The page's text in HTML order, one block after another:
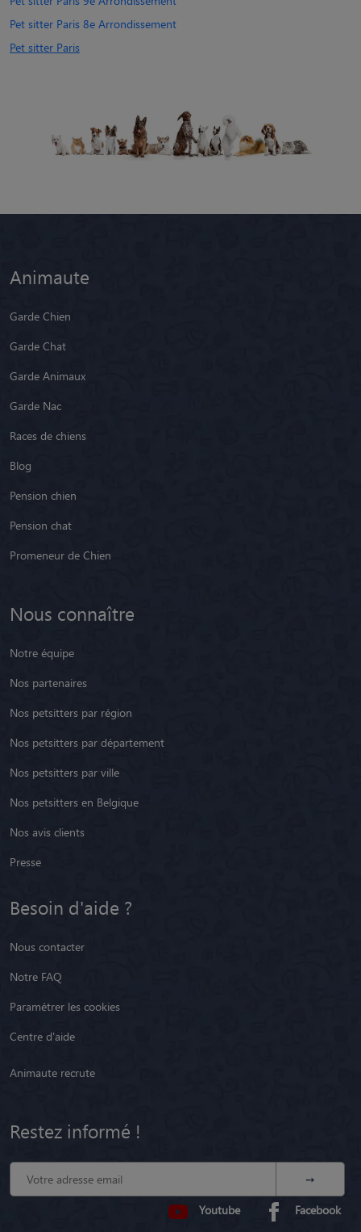
Pet sitter Paris 8e Arrondissement
Pet sitter Paris
Animaute
Garde Chien
Garde Chat
Garde Animaux
Garde Nac
Races de chiens
Blog
Pension chien
Pension chat
Promeneur de Chien
Nous connaître
Notre équipe
Nos partenaires
Nos petsitters par région
Nos petsitters par département
Nos petsitters par ville
Nos petsitters en Belgique
Nos avis clients
Presse
Besoin d'aide ?
Nous contacter
Notre FAQ
Paramétrer les cookies
Centre d'aide
Animaute recrute
Restez informé !
Youtube Facebook